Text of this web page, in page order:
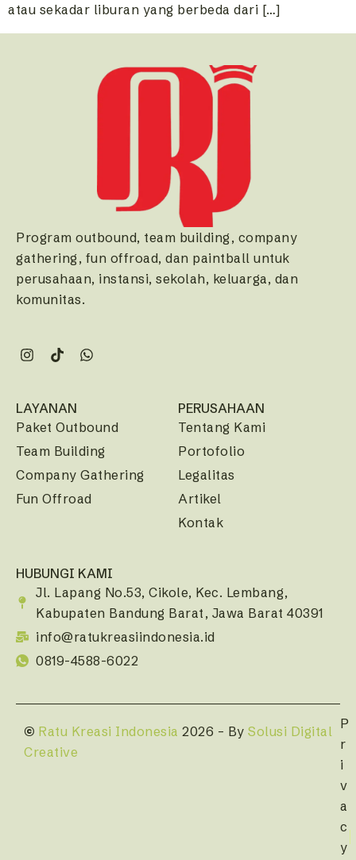
atau sekadar liburan yang berbeda dari […]
Program outbound, team building, company
gathering, fun offroad, dan paintball untuk
perusahaan, instansi, sekolah, keluarga, dan
komunitas.
LAYANAN
Paket Outbound
Team Building
Company Gathering
Fun Offroad
PERUSAHAAN
Tentang Kami
Portofolio
Legalitas
Artikel
Kontak
HUBUNGI KAMI
Jl. Lapang No.53, Cikole, Kec. Lembang,
Kabupaten Bandung Barat, Jawa Barat 40391
info@ratukreasiindonesia.id
0819-4588-6022
© Ratu Kreasi Indonesia 2026 – By Solusi Digital
Creative
P
r
i
v
a
c
y